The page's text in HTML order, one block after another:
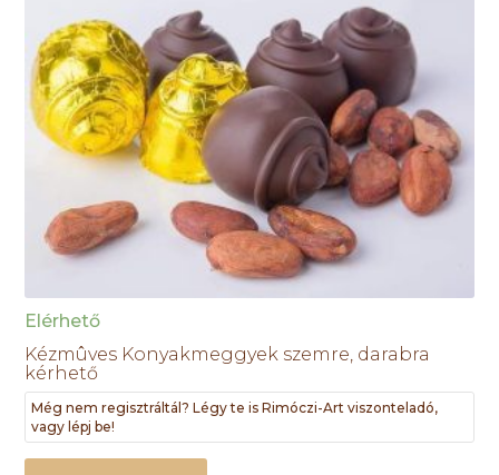
Elérhető
Kézmûves Konyakmeggyek szemre, darabra
kérhető
Még nem regisztráltál? Légy te is Rimóczi-Art viszonteladó,
vagy lépj be!